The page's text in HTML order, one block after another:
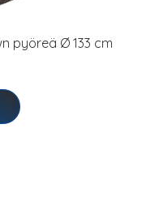
pyöreä Ø 133 cm